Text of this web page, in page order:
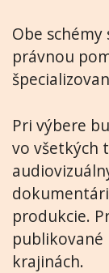
Obe
právnou
Pri výbere
vo všetkých
produkcie.
publikované
krajinách.